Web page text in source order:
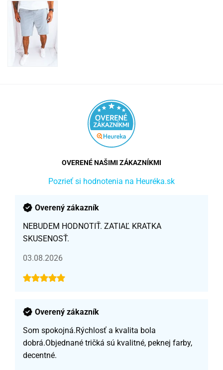
OVERENÉ NAŠIMI ZÁKAZNÍKMI
Pozrieť si hodnotenia na Heuréka.sk
Overený zákazník
NEBUDEM HODNOTIŤ. ZATIAĽ KRATKA
SKUSENOSŤ.
03.08.2026
Overený zákazník
Som spokojná.Rýchlosť a kvalita bola
dobrá.Objednané tričká sú kvalitné, peknej farby,
decentné.